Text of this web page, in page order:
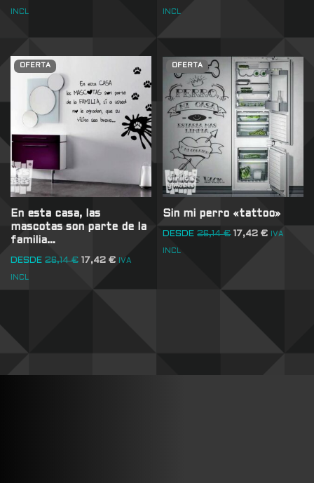
INCL INCL
OFERTA
En esta casa, las
mascotas son parte de la
familia…
DESDE 26,14€ 17,42 € IVA
INCL
OFERTA
Sin mi perro «tattoo»
DESDE 26,14€ 17,42€ IVA
INCL